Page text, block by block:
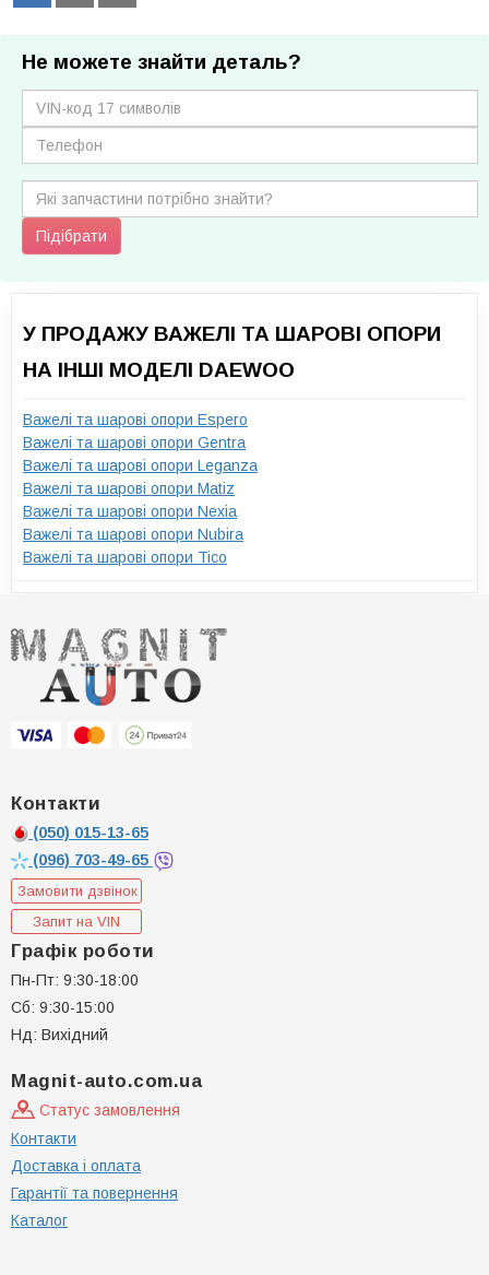
Не можете знайти деталь?
Підібрати
У ПРОДАЖУ ВАЖЕЛІ ТА ШАРОВІ ОПОРИ
НА ІНШІ МОДЕЛІ DAEWOO
Важелі та шарові опори Espero
Важелі та шарові опори Gentra
Важелі та шарові опори Leganza
Важелі та шарові опори Matiz
Важелі та шарові опори Nexia
Важелі та шарові опори Nubira
Важелі та шарові опори Tico
Контакти
(050) 015-13-65
(096) 703-49-65
Замовити дзвінок
Запит на VIN
Графік роботи
Пн-Пт: 9:30-18:00
Сб: 9:30-15:00
Нд: Вихідний
Magnit-auto.com.ua
Статус замовлення
Контакти
Доставка і оплата
Гарантії та повернення
Каталог